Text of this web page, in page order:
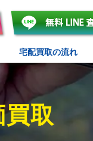
宅配買取の流れ
取